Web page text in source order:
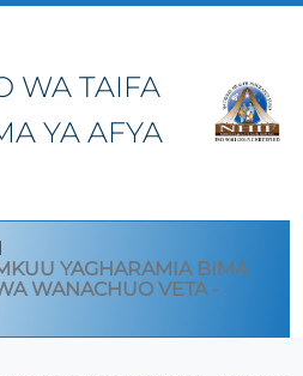
WA TAIFA
YA AFYA
YAGHARAMIA BIMA
WANACHUO VETA -